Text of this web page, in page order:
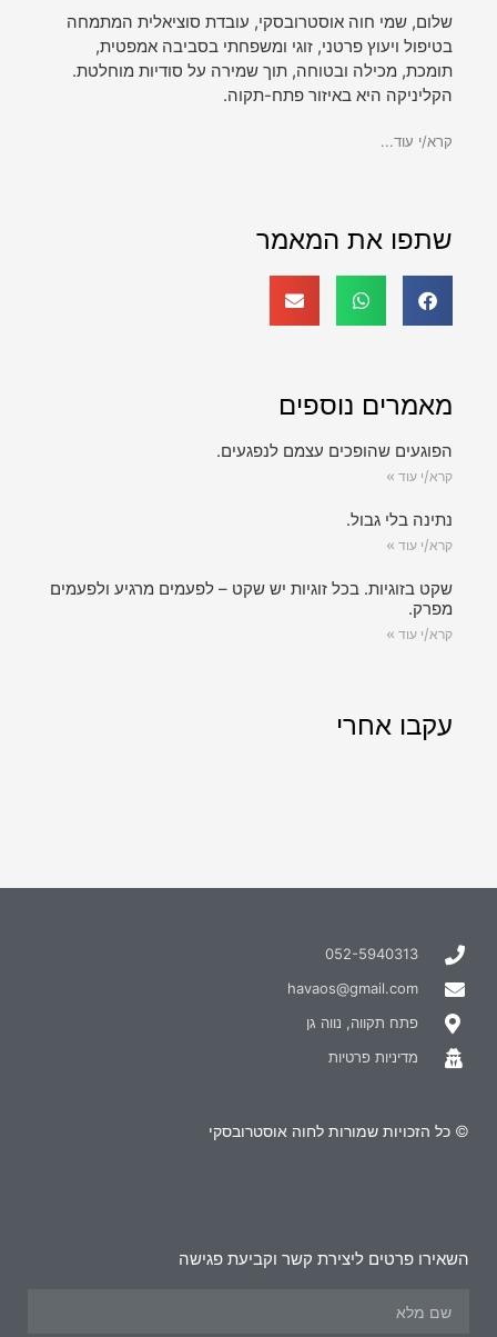
שלום, שמי חוה אוסטרובסקי, עובדת סוציאלית המתמחה
בטיפול ויעוץ פרטני, זוגי ומשפחתי בסביבה אמפטית,
תומכת, מכילה ובטוחה, תוך שמירה על סודיות מוחלטת.
הקליניקה היא באיזור פתח-תקוה.
קרא/י עוד...
שתפו את המאמר
מאמרים נוספים
הפוגעים שהופכים עצמם לנפגעים.
קרא/י עוד »
נתינה בלי גבול.
קרא/י עוד »
שקט בזוגיות. בכל זוגיות יש שקט – לפעמים מרגיע ולפעמים
מפרק.
קרא/י עוד »
עקבו אחרי
052-5940313
havaos@gmail.com
פתח תקווה, נווה גן
מדיניות פרטיות
© כל הזכויות שמורות לחוה אוסטרובסקי
השאירו פרטים ליצירת קשר וקביעת פגישה